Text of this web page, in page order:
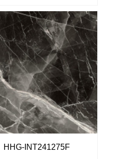
HHG-INT241275F